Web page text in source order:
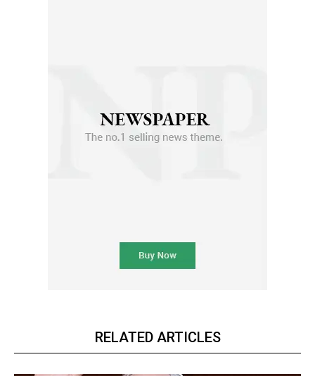
RELATED ARTICLES